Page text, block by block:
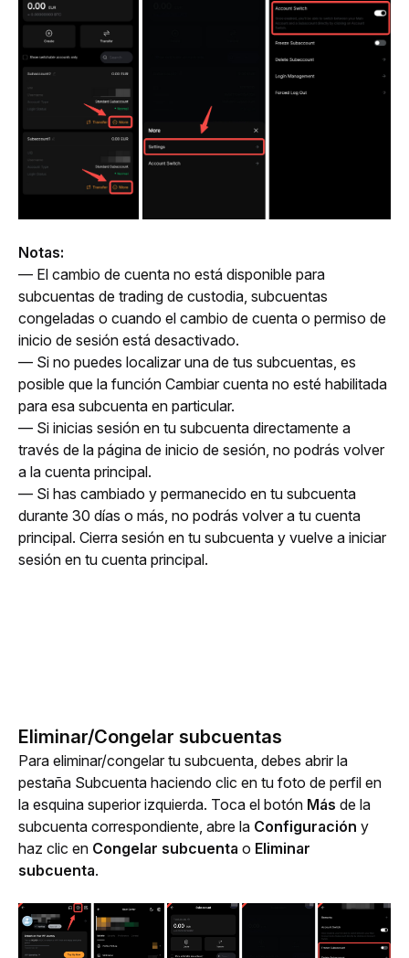
Notas:
— El cambio de cuenta no está disponible para
subcuentas de trading de custodia, subcuentas
congeladas o cuando el cambio de cuenta o permiso de
inicio de sesión está desactivado.
— Si no puedes localizar una de tus subcuentas, es
posible que la función Cambiar cuenta no esté habilitada
para esa subcuenta en particular.
— Si inicias sesión en tu subcuenta directamente a
través de la página de inicio de sesión, no podrás volver
a la cuenta principal.
— Si has cambiado y permanecido en tu subcuenta
durante 30 días o más, no podrás volver a tu cuenta
principal. Cierra sesión en tu subcuenta y vuelve a iniciar
sesión en tu cuenta principal.
Eliminar/Congelar subcuentas
Para eliminar/congelar tu subcuenta, debes abrir la
pestaña Subcuenta haciendo clic en tu foto de perfil en
la esquina superior izquierda. Toca el botón Más de la
subcuenta correspondiente, abre la Configuración y
haz clic en Congelar subcuenta o Eliminar
subcuenta.